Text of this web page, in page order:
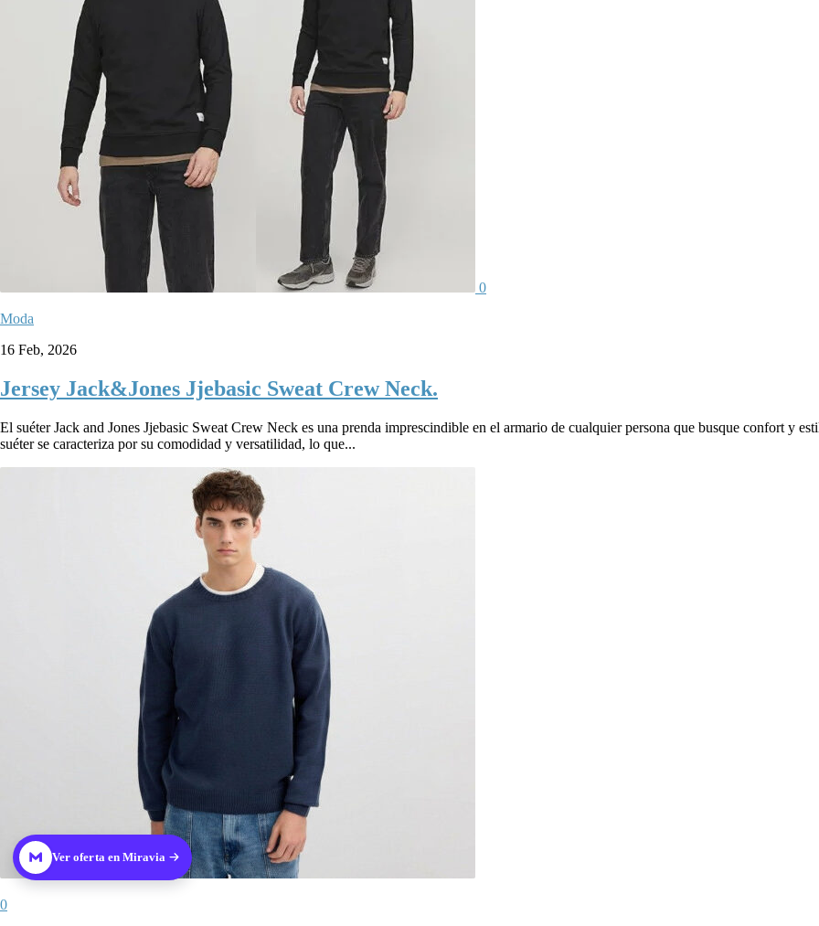
0
Moda
16 Feb, 2026
Jersey Jack&Jones Jjebasic Sweat Crew Neck.
El suéter Jack and Jones Jjebasic Sweat Crew Neck es una prenda imprescindible en el armario de cualquier persona que busque confort y
suéter se caracteriza por su comodidad y versatilidad, lo que...
Ver oferta en Miravia
0